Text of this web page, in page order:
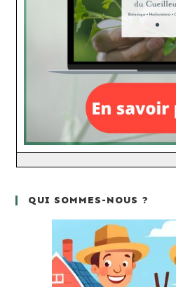
QUI SOMMES-NOUS ?